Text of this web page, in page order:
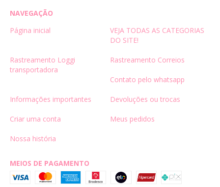
NAVEGAÇÃO
Página inicial
VEJA TODAS AS CATEGORIAS
DO SITE!
Rastreamento Loggi
transportadora
Rastreamento Correios
Contato pelo whatsapp
Informações importantes Devoluções ou trocas
Criar uma conta Meus pedidos
Nossa história
MEIOS DE PAGAMENTO